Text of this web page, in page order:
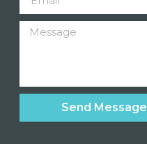
Send Message